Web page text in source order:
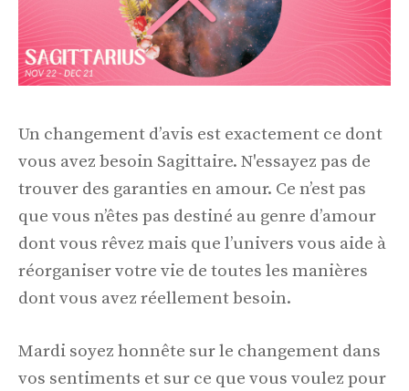
Un changement d’avis est exactement ce dont
vous avez besoin Sagittaire. N'essayez pas de
trouver des garanties en amour. Ce n’est pas
que vous n’êtes pas destiné au genre d’amour
dont vous rêvez mais que l’univers vous aide à
réorganiser votre vie de toutes les manières
dont vous avez réellement besoin.
Mardi soyez honnête sur le changement dans
vos sentiments et sur ce que vous voulez pour